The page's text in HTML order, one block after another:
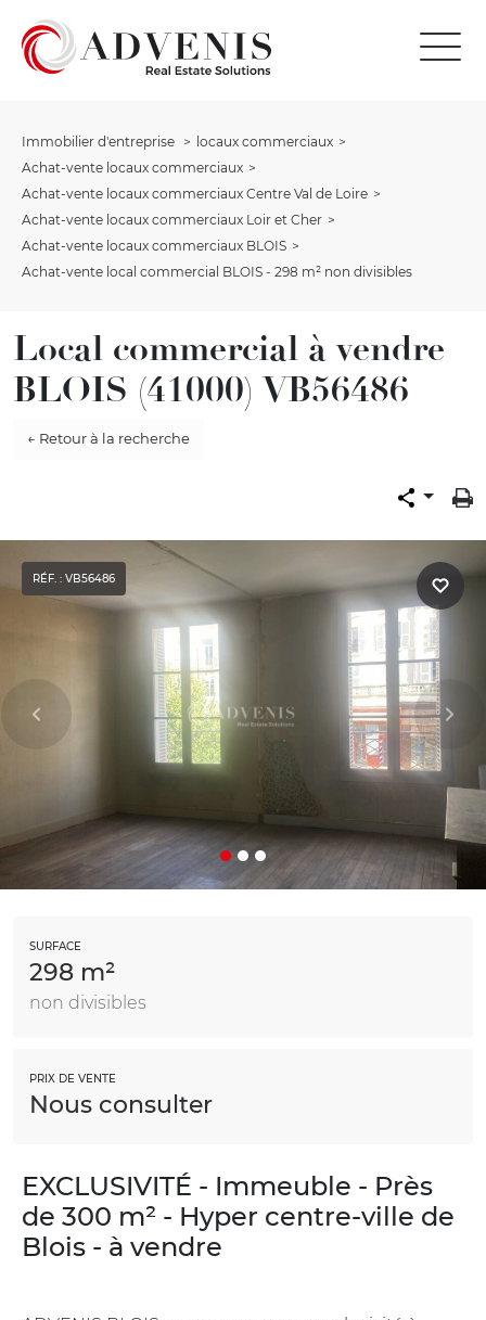
Immobilier d'entreprise
locaux commerciaux
Achat-vente locaux commerciaux
Achat-vente locaux commerciaux Centre Val de Loire
Achat-vente locaux commerciaux Loir et Cher
Achat-vente locaux commerciaux BLOIS
Achat-vente local commercial BLOIS - 298 m² non divisibles
Local commercial à vendre
BLOIS (41000) VB56486
← Retour à la recherche
RÉF. : VB56486
SURFACE
298 m²
non divisibles
PRIX DE VENTE
Nous consulter
EXCLUSIVITÉ - Immeuble - Près
de 300 m² - Hyper centre-ville de
Blois - à vendre